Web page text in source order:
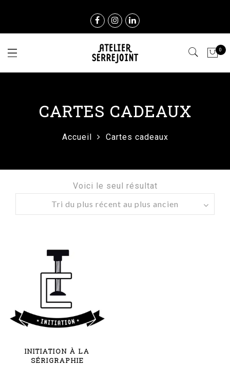
0
CARTES CADEAUX
Accueil Cartes cadeaux
Voici le seul résultat
INITIATION À LA
SÉRIGRAPHIE